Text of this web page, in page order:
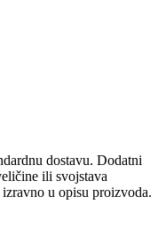
​​dostavu. Dodatni
ili svojstava
u opisu proizvoda.